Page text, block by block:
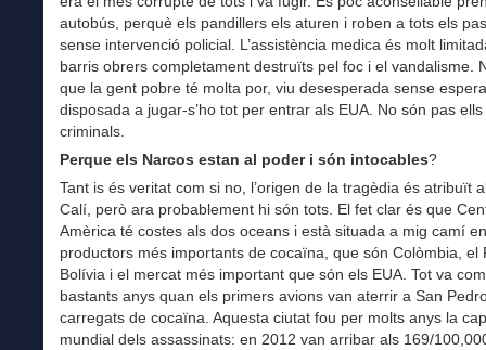
autobús, perquè els pandillers els aturen i roben a tots els
sense intervenció policial. L’assistència medica és molt
barris obrers completament destruïts pel foc i el vandalisme.
que la gent pobre té molta por, viu desesperada sense
disposada a jugar-s’ho tot per entrar als EUA. No són pas ells
criminals.
Perque els Narcos estan al poder i són intocables?
Tant is és veritat com si no, l’origen de la tragèdia és atribuït
Calí, però ara probablement hi són tots. El fet clar és que
Amèrica té costes als dos oceans i està situada a mig camí
productors més importants de cocaïna, que són Colòmbia, el
Bolívia i el mercat més important que són els EUA. Tot va
bastants anys quan els primers avions van aterrir a San
carregats de cocaïna. Aquesta ciutat fou per molts anys la
mundial dels assassinats: en 2012 van arribar als 169/